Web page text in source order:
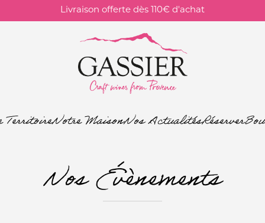
Livraison offerte dès 110€ d'achat
Notre MaisonNos ActualitésRéserver
Nos Évènements